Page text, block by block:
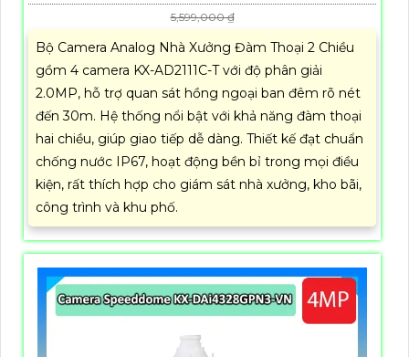
5,599,000 ₫
Bộ Camera Analog Nhà Xưởng Đàm Thoại 2 Chiều
gồm 4 camera KX-AD2111C-T với độ phân giải
2.0MP, hỗ trợ quan sát hồng ngoại ban đêm rõ nét
đến 30m. Hệ thống nổi bật với khả năng đàm thoại
hai chiều, giúp giao tiếp dễ dàng. Thiết kế đạt chuẩn
chống nước IP67, hoạt động bền bỉ trong mọi điều
kiện, rất thích hợp cho giám sát nhà xưởng, kho bãi,
công trình và khu phố.